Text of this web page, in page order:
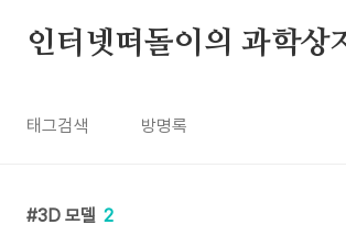
인터넷떠돌이의 과학상
태그검색 방명록
3D 모델 2